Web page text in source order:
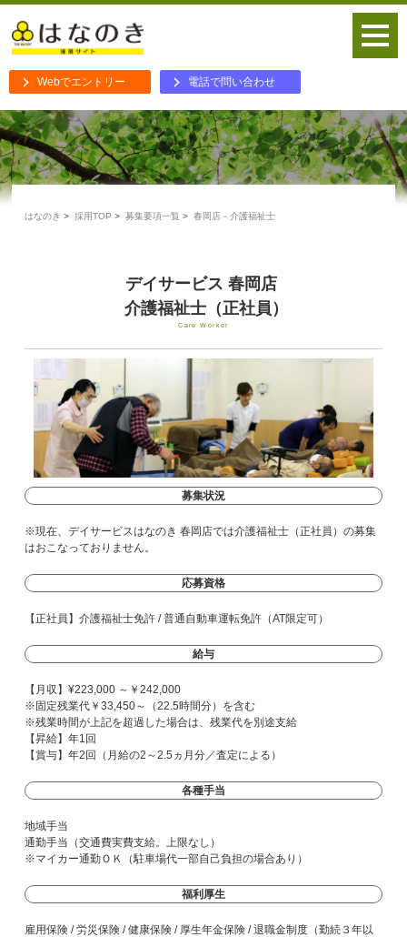
Webでエントリー 電話で問い合わせ
はなのき 採用TOP 募集要項一覧 春岡店－介護福祉士
デイサービス 春岡店
介護福祉士（正社員）
Care Worker
募集状況
※現在、デイサービスはなのき 春岡店では介護福祉士（正社員）の募集
はおこなっておりません。
応募資格
【正社員】介護福祉士免許 / 普通自動車運転免許（AT限定可）
給与
【月収】¥223,000 ～￥242,000
※固定残業代￥33,450～（22.5時間分）を含む
※残業時間が上記を超過した場合は、残業代を別途支給
【昇給】年1回
【賞与】年2回（月給の2～2.5ヵ月分／査定による）
各種手当
地域手当
通勤手当（交通費実費支給。上限なし）
※マイカー通勤ＯＫ（駐車場代一部自己負担の場合あり）
福利厚生
雇用保険 / 労災保険 / 健康保険 / 厚生年金保険 / 退職金制度（勤続３年以